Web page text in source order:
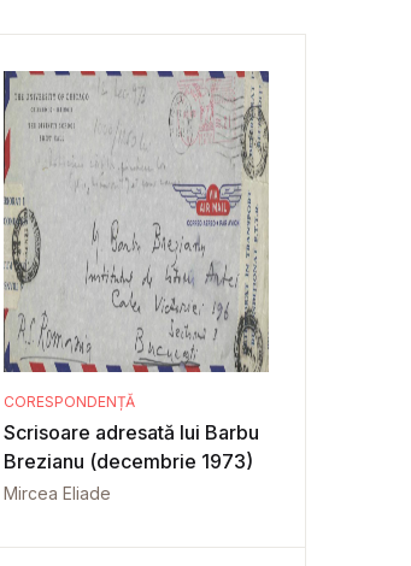
CORESPONDENȚĂ
Scrisoare adresată lui Barbu
Brezianu (decembrie 1973)
Mircea Eliade